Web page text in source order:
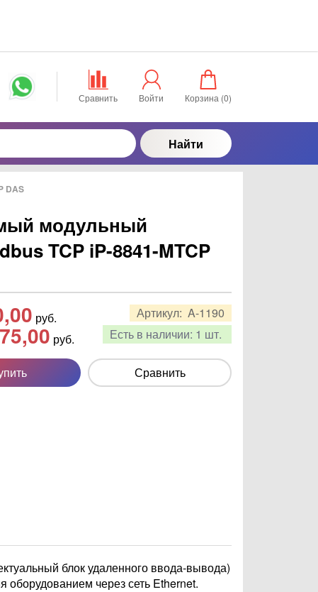
Сравнить Войти Корзина (0)
Найти
DAS
модульный
TCP iP-8841-MTCP
Артикул: A-1190
Есть в наличии: 1 шт.
руб.
руб.
Сравнить
блок удаленного ввода-вывода)
через сеть Ethernet.